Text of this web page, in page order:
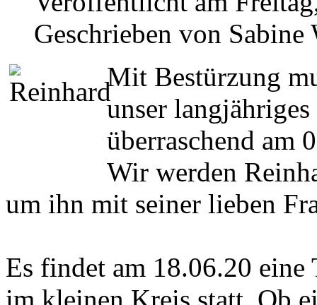
Geschrieben von Sabine
Mit Bestürzung
unser
überraschend am
Wir werden
um ihn mit seiner lieben
Es findet am 18.06.20